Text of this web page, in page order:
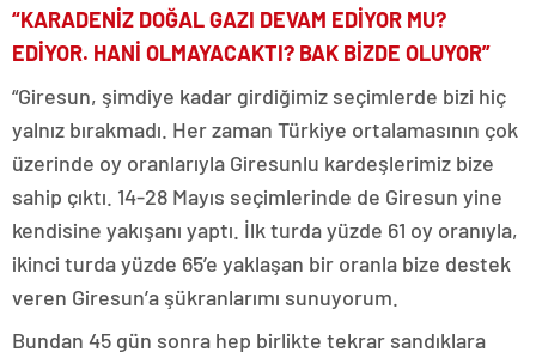
“KARADENİZ DOĞAL GAZI DEVAM EDİYOR MU?
EDİYOR. HANİ OLMAYACAKTI? BAK BİZDE OLUYOR”
“Giresun, şimdiye kadar girdiğimiz seçimlerde bizi hiç
yalnız bırakmadı. Her zaman Türkiye ortalamasının çok
üzerinde oy oranlarıyla Giresunlu kardeşlerimiz bize
sahip çıktı. 14-28 Mayıs seçimlerinde de Giresun yine
kendisine yakışanı yaptı. İlk turda yüzde 61 oy oranıyla,
ikinci turda yüzde 65’e yaklaşan bir oranla bize destek
veren Giresun’a şükranlarımı sunuyorum.
Bundan 45 gün sonra hep birlikte tekrar sandıklara